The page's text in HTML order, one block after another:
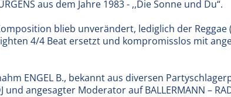
aus dem Jahre 1983 - ,,Die Sonne und Du“.
blieb unverändert, lediglich der Reggae
4/4 Beat ersetzt und kompromisslos mit
ENGEL B., bekannt aus diversen
angesagter Moderator auf BALLERMANN –